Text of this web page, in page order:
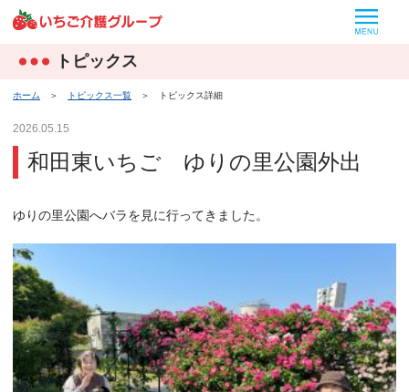
トピックス
ホーム ＞ トピックス一覧 ＞ トピックス詳細
2026.05.15
和田東いちご ゆりの里公園外出
ゆりの里公園へバラを見に行ってきました。